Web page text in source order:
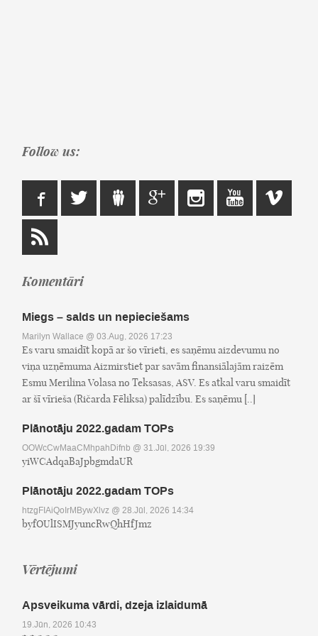
Follow us:
Komentāri
Miegs – salds un nepieciešams
Marilyn Wallace @ 03.Aug, 2026 17:23
Es varu smaidīt kopā ar šo vīrieti, es saņēmu aizdevumu no
viņa uzņēmuma Aizmirstiet par savām finansiālajām raizēm
Esmu Merilina Volasa no Teksasas, ASV. Es atkal varu smaidīt
ar šī vīrieša (Ričarda Fēliksa) palīdzību. Es saņēmu [..]
Plānotāju 2022.gadam TOPs
OOWcCwMaaCMhpahDifnb @ 31.Jūl, 2026 19:39
yiWCAdqaBaJpbgmdaUR
Plānotāju 2022.gadam TOPs
htzgFIAiQoIrMBywXlvz @ 28.Jūl, 2026 14:34
byfOUlISMJyuncRwQhHfJmz
Vērtējumi
Apsveikuma vārdi, dzeja izlaidumā
19.Jūn, 2026 10:43